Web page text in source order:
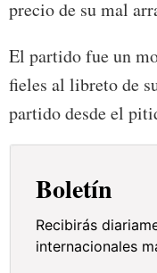
precio de su mal
El partido fue un
fieles al libreto de
partido desde el
Boletín
Recibirás
internacionales